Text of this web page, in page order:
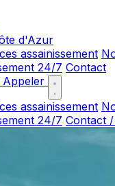
d'Azur
assainissement
24/7 Contact
Appeler
assainissement
24/7 Contact